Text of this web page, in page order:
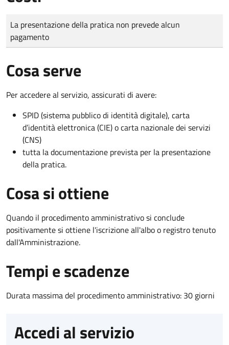
Tipo di pagamento
Importo
La presentazione della pratica non prevede alcun
pagamento
Cosa serve
Per accedere al servizio, assicurati di avere:
SPID (sistema pubblico di identità digitale), carta
d’identità elettronica (CIE) o carta nazionale dei servizi
(CNS)
tutta la documentazione prevista per la presentazione
della pratica.
Cosa si ottiene
Quando il procedimento amministrativo si conclude
positivamente si ottiene l'iscrizione all'albo o registro tenuto
dall'Amministrazione.
Tempi e scadenze
Durata massima del procedimento amministrativo: 30 giorni
Accedi al servizio